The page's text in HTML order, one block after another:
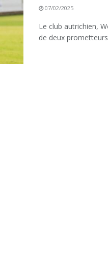
07/02/2025
Le club autrichien,
de deux